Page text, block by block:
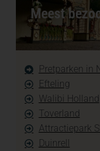
Meest
Pretparken in
Efteling
Walibi Holland
Toverland
Attractiepark
Duinrell